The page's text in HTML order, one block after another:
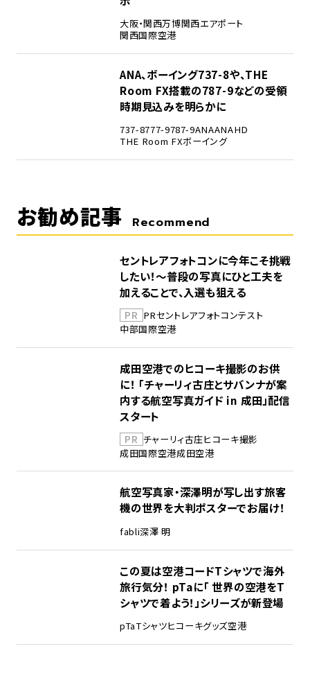
大阪・関西万博関西エアポート
関西国際空港
ANA、ボーイング737-8や、THE
Room FX搭載の787-9などの受領
時期見込みを明らかに
737-8777-9787-9ANAANAHD
THE Room FXボーイング
お勧め記事 Recommend
セントレアフォトコンに今年こそ挑戦
したい！～普段の写真にひと工夫を
加えることで、入選も狙える
PR PRセントレアフォトコンテスト
中部国際空港
成田空港でのヒコーキ撮影のお供
に！ 「チャーリィ古庄とサバンナが案
内する航空写真ガイド in 成田」配信
スタート
PR チャーリィ古庄ヒコーキ撮影
成田国際空港成田空港
航空写真家・深澤明が写し出す旅客
機の世界を大判ポスターでお届け！
fabli深澤 明
この夏は空港コードTシャツで海外
旅行気分！ pTaに「 世界の空港をT
シャツで着よう！」シリーズが新登場
pTaTシャツヒコーキグッズ空港